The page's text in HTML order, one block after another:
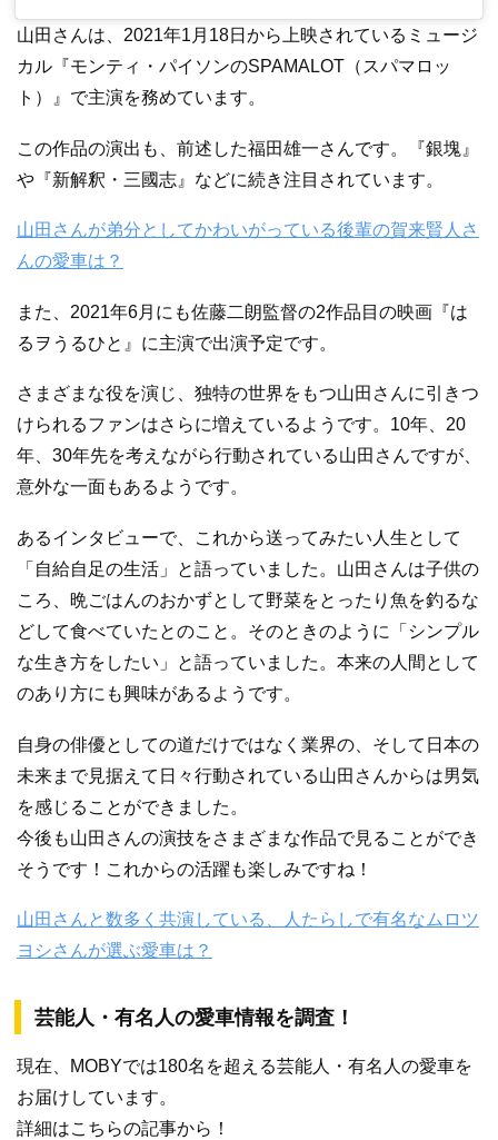
山田さんは、2021年1月18日から上映されているミュージ
カル『モンティ・パイソンのSPAMALOT（スパマロッ
ト）』で主演を務めています。
この作品の演出も、前述した福田雄一さんです。『銀塊』
や『新解釈・三國志』などに続き注目されています。
山田さんが弟分としてかわいがっている後輩の賀来賢人さ
んの愛車は？
また、2021年6月にも佐藤二朗監督の2作品目の映画『は
るヲうるひと』に主演で出演予定です。
さまざまな役を演じ、独特の世界をもつ山田さんに引きつ
けられるファンはさらに増えているようです。10年、20
年、30年先を考えながら行動されている山田さんですが、
意外な一面もあるようです。
あるインタビューで、これから送ってみたい人生として
「自給自足の生活」と語っていました。山田さんは子供の
ころ、晩ごはんのおかずとして野菜をとったり魚を釣るな
どして食べていたとのこと。そのときのように「シンプル
な生き方をしたい」と語っていました。本来の人間として
のあり方にも興味があるようです。
自身の俳優としての道だけではなく業界の、そして日本の
未来まで見据えて日々行動されている山田さんからは男気
を感じることができました。
今後も山田さんの演技をさまざまな作品で見ることができ
そうです！これからの活躍も楽しみですね！
山田さんと数多く共演している、人たらしで有名なムロツ
ヨシさんが選ぶ愛車は？
芸能人・有名人の愛車情報を調査！
現在、MOBYでは180名を超える芸能人・有名人の愛車を
お届けしています。
詳細はこちらの記事から！